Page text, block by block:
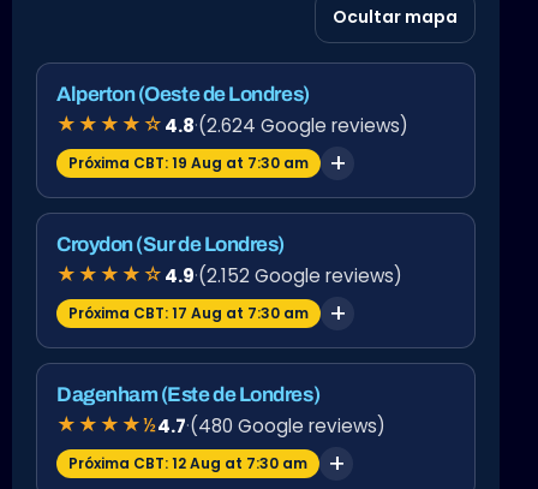
Ocultar mapa
Alperton (Oeste de Londres)
★★★★☆4.8·(2.624 Google reviews)
Próxima CBT: 19 Aug at 7:30 am
Croydon (Sur de Londres)
★★★★☆4.9·(2.152 Google reviews)
Próxima CBT: 17 Aug at 7:30 am
Dagenham (Este de Londres)
★★★★½4.7·(480 Google reviews)
Próxima CBT: 12 Aug at 7:30 am